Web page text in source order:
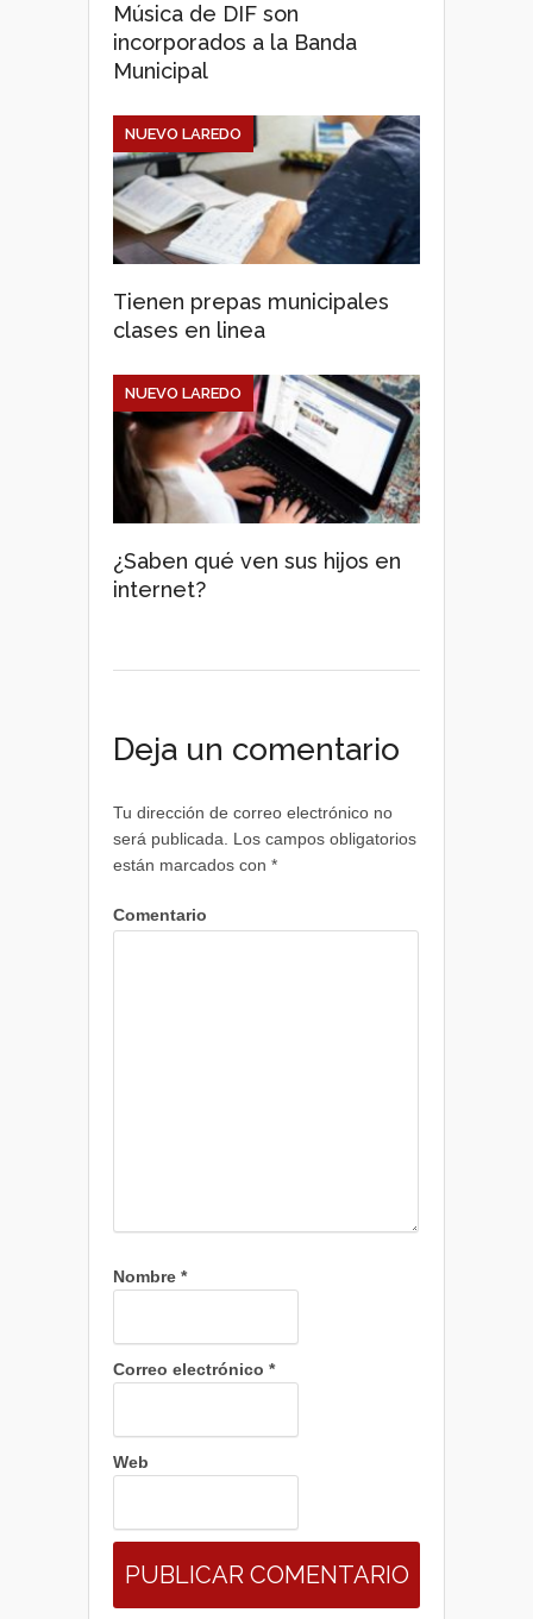
Música de DIF son
incorporados a la Banda
Municipal
Tienen prepas municipales
clases en linea
NUEVO LAREDO
¿Saben qué ven sus hijos en
internet?
NUEVO LAREDO
Deja un comentario
Tu dirección de correo electrónico no
será publicada.
Los campos obligatorios
están marcados con *
Comentario
Nombre *
Correo electrónico *
Web